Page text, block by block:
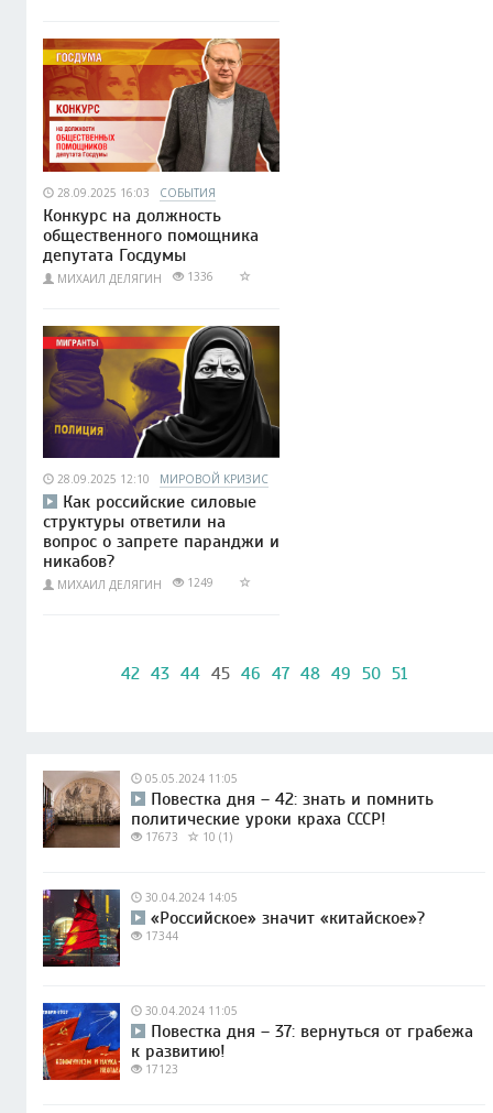
28.09.2025 16:03 СОБЫТИЯ
Конкурс на должность
общественного помощника
депутата Госдумы
МИХАИЛ ДЕЛЯГИН 1336
28.09.2025 12:10 МИРОВОЙ КРИЗИС
Как российские силовые
структуры ответили на
вопрос о запрете паранджи и
никабов?
МИХАИЛ ДЕЛЯГИН 1249
42 43 44 45 46 47 48 49 50 51
05.05.2024 11:05
Повестка дня – 42: знать и помнить
политические уроки краха СССР!
17673 10 (1)
30.04.2024 14:05
«Российское» значит «китайское»?
17344
30.04.2024 11:05
Повестка дня – 37: вернуться от грабежа
к развитию!
17123